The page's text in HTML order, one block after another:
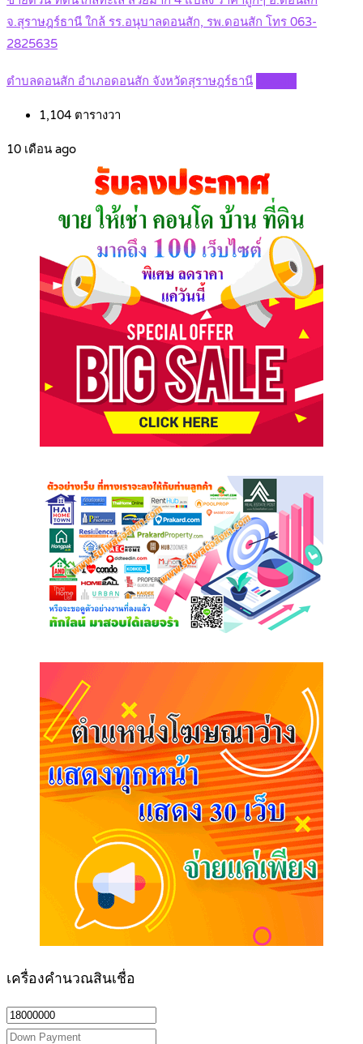
จ.สุราษฎร์ธานี ใกล้ รร.อนุบาลดอนสัก, รพ.ดอนสัก โทร 063-
2825635
ตำบลดอนสัก อำเภอดอนสัก จังหวัดสุราษฎร์ธานี
1,104 ตารางวา
10 เดือน ago
เครื่องคำนวณสินเชื่อ